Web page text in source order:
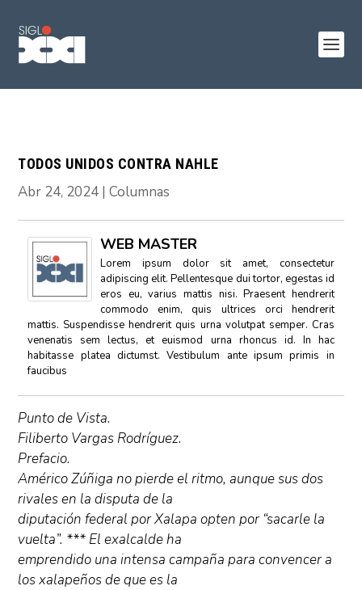
TODOS UNIDOS CONTRA NAHLE
Abr 24, 2024 |Columnas
WEB MASTER
Lorem ipsum dolor sit amet, consectetur
adipiscing elit. Pellentesque dui tortor, egestas id
eros eu, varius mattis nisi. Praesent hendrerit
commodo enim, quis ultrices orci hendrerit
mattis. Suspendisse hendrerit quis urna volutpat semper. Cras
venenatis sem lectus, et euismod urna rhoncus id. In hac
habitasse platea dictumst. Vestibulum ante ipsum primis in
faucibus
Punto de Vista.
Filiberto Vargas Rodríguez.
Prefacio.
Américo Zúñiga no pierde el ritmo, aunque sus dos
rivales en la disputa de la
diputación federal por Xalapa opten por “sacarle la
vuelta”. *** El exalcalde ha
emprendido una intensa campaña para convencer a
los xalapeños de que es la